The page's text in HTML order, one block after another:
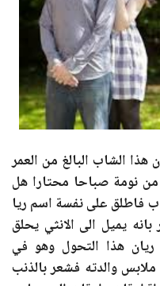
الشاب البالغ من العمر
من نومة صباحا محتارا هل
فاطلق على نفسة اسم ريا
يميل الى الانثي يحلق
ريان هذا التحول وهو في
والدته فشعر بالذنب